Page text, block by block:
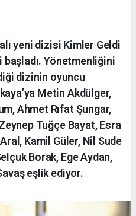
yeni dizisi Kimler Geldi
Yönetmenliğini
dizinin oyuncu
Metin Akdülger,
Ahmet Rıfat Şungar,
Tuğçe Bayat, Esra
Kamil Güler, Nil Sude
Borak, Ege Aydan,
eşlik ediyor.